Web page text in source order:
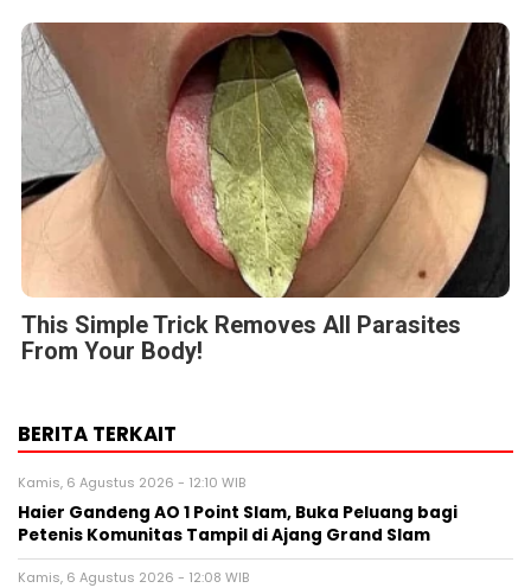
This Simple Trick Removes All Parasites
From Your Body!
BERITA TERKAIT
Kamis, 6 Agustus 2026 - 12:10 WIB
Haier Gandeng AO 1 Point Slam, Buka Peluang bagi
Petenis Komunitas Tampil di Ajang Grand Slam
Kamis, 6 Agustus 2026 - 12:08 WIB